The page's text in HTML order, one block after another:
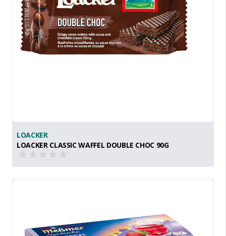
LOACKER
LOACKER CLASSIC WAFFEL DOUBLE CHOC 90G